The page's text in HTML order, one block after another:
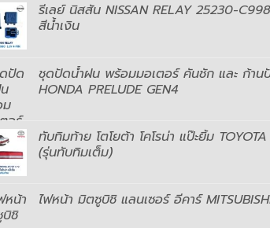
รีเลย์ นิสสัน NISSAN RELAY 25230-
สีน้ำเงิน
ชุดปัดน้ำฝน พร้อมมอเตอร์ คันชัก และ ก้า
HONDA PRELUDE GEN4
ทับทิมท้าย โตโยต้า โคโรน่า แป๊ะยิ้ม
(รุ่นทับทิมเต็ม)
ไฟหน้า มิตซูบิชิ แลนเซอร์ อีคาร์